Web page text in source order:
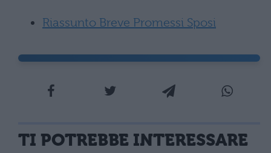
Riassunto Breve Promessi Sposi
TI POTREBBE INTERESSARE